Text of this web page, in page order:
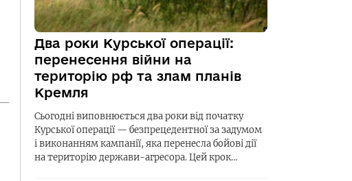
Два роки Курської операції:
перенесення війни на
територію рф та злам планів
Кремля
Сьогодні виповнюється два роки від початку
Курської операції — безпрецедентної за задумом
і виконанням кампанії, яка перенесла бойові дії
на територію держави-агресора. Цей крок…